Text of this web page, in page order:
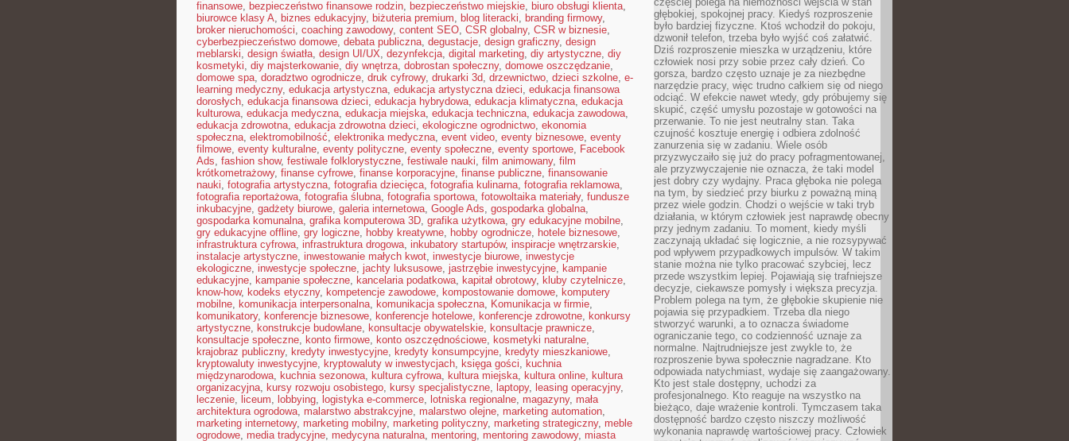
finansowe, bezpieczeństwo finansowe rodzin, bezpieczeństwo miejskie, biuro obsługi klienta,
biurowce klasy A, biznes edukacyjny, biżuteria premium, blog literacki, branding firmowy,
broker nieruchomości, coaching zawodowy, content SEO, CSR globalny, CSR w biznesie,
cyberbezpieczeństwo domowe, debata publiczna, degustacje, design graficzny, design
meblarski, design światła, design UI/UX, dezynfekcja, digital marketing, diy artystyczne, diy
kosmetyki, diy majsterkowanie, diy wnętrza, dobrostan społeczny, domowe oszczędzanie,
domowe spa, doradztwo ogrodnicze, druk cyfrowy, drukarki 3d, drzewnictwo, dzieci szkolne, e-
learning medyczny, edukacja artystyczna, edukacja artystyczna dzieci, edukacja finansowa
dorosłych, edukacja finansowa dzieci, edukacja hybrydowa, edukacja klimatyczna, edukacja
kulturowa, edukacja medyczna, edukacja miejska, edukacja techniczna, edukacja zawodowa,
edukacja zdrowotna, edukacja zdrowotna dzieci, ekologiczne ogrodnictwo, ekonomia
społeczna, elektromobilność, elektronika medyczna, event video, eventy biznesowe, eventy
filmowe, eventy kulturalne, eventy polityczne, eventy społeczne, eventy sportowe, Facebook
Ads, fashion show, festiwale folklorystyczne, festiwale nauki, film animowany, film
krótkometrażowy, finanse cyfrowe, finanse korporacyjne, finanse publiczne, finansowanie
nauki, fotografia artystyczna, fotografia dziecięca, fotografia kulinarna, fotografia reklamowa,
fotografia reportażowa, fotografia ślubna, fotografia sportowa, fotowoltaika materiały, fundusze
inkubacyjne, gadżety biurowe, galeria internetowa, Google Ads, gospodarka globalna,
gospodarka komunalna, grafika komputerowa 3D, grafika użytkowa, gry edukacyjne mobilne,
gry edukacyjne offline, gry logiczne, hobby kreatywne, hobby ogrodnicze, hotele biznesowe,
infrastruktura cyfrowa, infrastruktura drogowa, inkubatory startupów, inspiracje wnętrzarskie,
instalacje artystyczne, inwestowanie małych kwot, inwestycje biurowe, inwestycje
ekologiczne, inwestycje społeczne, jachty luksusowe, jastrzębie inwestycyjne, kampanie
edukacyjne, kampanie społeczne, kancelaria podatkowa, kapitał obrotowy, kluby czytelnicze,
know-how, kodeks etyczny, kompetencje zawodowe, kompostowanie domowe, komputery
mobilne, komunikacja interpersonalna, komunikacja społeczna, Komunikacja w firmie,
komunikatory, konferencje biznesowe, konferencje hotelowe, konferencje zdrowotne, konkursy
artystyczne, konstrukcje budowlane, konsultacje obywatelskie, konsultacje prawnicze,
konsultacje społeczne, konto firmowe, konto oszczędnościowe, kosmetyki naturalne,
krajobraz publiczny, kredyty inwestycyjne, kredyty konsumpcyjne, kredyty mieszkaniowe,
kryptowaluty inwestycyjne, kryptowaluty w inwestycjach, księga gości, kuchnia
międzynarodowa, kuchnia sezonowa, kultura cyfrowa, kultura miejska, kultura online, kultura
organizacyjna, kursy rozwoju osobistego, kursy specjalistyczne, laptopy, leasing operacyjny,
leczenie, liceum, lobbying, logistyka e-commerce, lotniska regionalne, magazyny, mała
architektura ogrodowa, malarstwo abstrakcyjne, malarstwo olejne, marketing automation,
marketing internetowy, marketing mobilny, marketing polityczny, marketing strategiczny, meble
ogrodowe, media tradycyjne, medycyna naturalna, mentoring, mentoring zawodowy, miasta
głębokiej, spokojnej pracy. Kiedyś rozproszenie
było bardziej fizyczne. Ktoś wchodził do pokoju,
dzwonił telefon, trzeba było wyjść coś załatwić.
Dziś rozproszenie mieszka w urządzeniu, które
człowiek nosi przy sobie przez cały dzień. Co
gorsza, bardzo często uznaje je za niezbędne
narzędzie pracy, więc trudno całkiem się od niego
odciąć. W efekcie nawet wtedy, gdy próbujemy się
skupić, część umysłu pozostaje w gotowości na
przerwanie. To nie jest neutralny stan. Taka
czujność kosztuje energię i odbiera zdolność
zanurzenia się w zadaniu. Wiele osób
przyzwyczaiło się już do pracy pofragmentowanej,
ale przyzwyczajenie nie oznacza, że taki model
jest dobry czy wydajny. Praca głęboka nie polega
na tym, by siedzieć przy biurku z poważną miną
przez wiele godzin. Chodzi o wejście w taki tryb
działania, w którym człowiek jest naprawdę obecny
przy jednym zadaniu. To moment, kiedy myśli
zaczynają układać się logicznie, a nie rozsypywać
pod wpływem przypadkowych impulsów. W takim
stanie można nie tylko pracować szybciej, lecz
przede wszystkim lepiej. Pojawiają się trafniejsze
decyzje, ciekawsze pomysły i większa precyzja.
Problem polega na tym, że głębokie skupienie nie
pojawia się przypadkiem. Trzeba dla niego
stworzyć warunki, a to oznacza świadome
ograniczanie tego, co codzienność uznaje za
normalne. Najtrudniejsze jest zwykle to, że
rozproszenie bywa społecznie nagradzane. Kto
odpowiada natychmiast, wydaje się zaangażowany.
Kto jest stale dostępny, uchodzi za
profesjonalnego. Kto reaguje na wszystko na
bieżąco, daje wrażenie kontroli. Tymczasem taka
dostępność bardzo często niszczy możliwość
wykonania naprawdę wartościowej pracy. Człowiek